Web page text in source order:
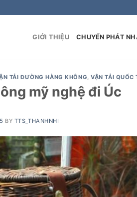
GIỚI THIỆU CHUYỂN PHÁT
TẢI ĐƯỜNG HÀNG KHÔNG,VẬN TẢI QUỐC
mỹ nghệ đi Úc
BY TTS_THANHNHI